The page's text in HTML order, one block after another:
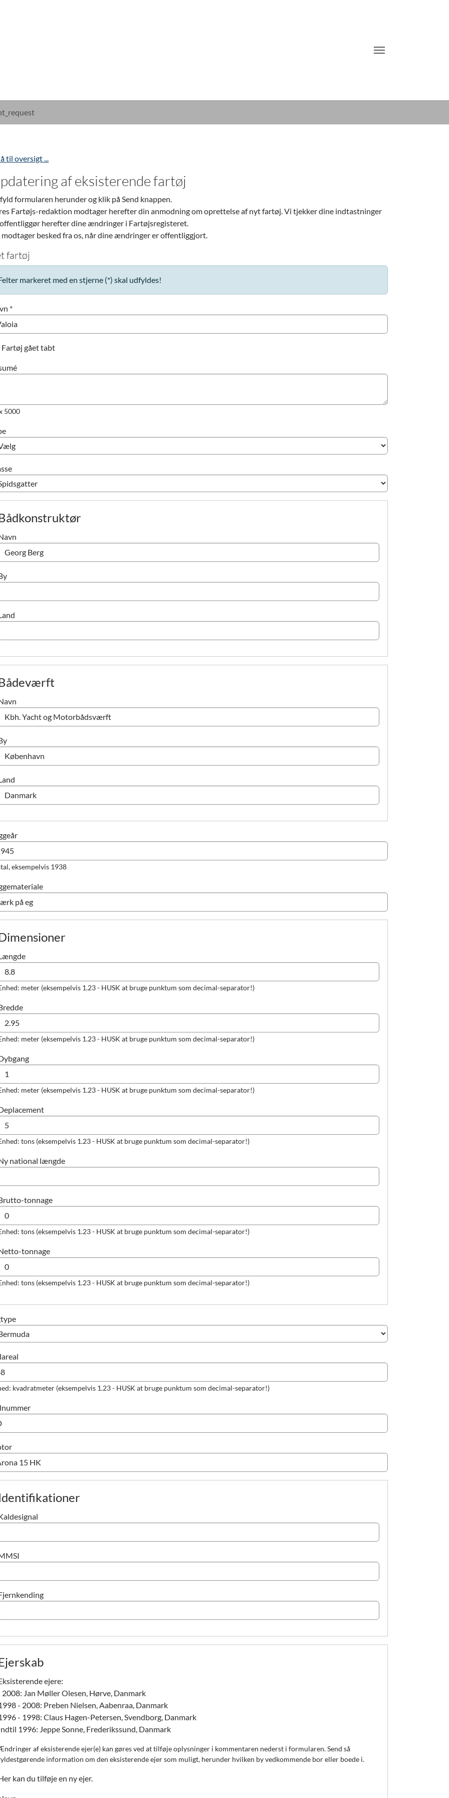
til oversigt ...
af eksisterende fartøj
formularen herunder og klik på Send knappen.
Fartøjs-redaktion modtager herefter din anmodning om oprettelse af nyt fartøj. Vi tjekker dine indtastninger
herefter dine ændringer i Fartøjsregisteret.
besked fra os, når dine ændringer er offentliggjort.
fartøj
markeret med en stjerne (*) skal udfyldes!
*
Fartøj gået tabt
5000
eksempelvis 1938
meter (eksempelvis 1.23 - HUSK at bruge punktum som decimal-separator!)
meter (eksempelvis 1.23 - HUSK at bruge punktum som decimal-separator!)
meter (eksempelvis 1.23 - HUSK at bruge punktum som decimal-separator!)
tons (eksempelvis 1.23 - HUSK at bruge punktum som decimal-separator!)
national længde
tonnage
tons (eksempelvis 1.23 - HUSK at bruge punktum som decimal-separator!)
tonnage
tons (eksempelvis 1.23 - HUSK at bruge punktum som decimal-separator!)
kvadratmeter (eksempelvis 1.23 - HUSK at bruge punktum som decimal-separator!)
ejere:
2008: Jan Møller Olesen, Hørve, Danmark
- 2008: Preben Nielsen, Aabenraa, Danmark
- 1998: Claus Hagen-Petersen, Svendborg, Danmark
1996: Jeppe Sonne, Frederikssund, Danmark
af eksisterende ejer(e) kan gøres ved at tilføje oplysninger i kommentaren nederst i formularen. Send så
fyldestgørende information om den eksisterende ejer som muligt, herunder hvilken by vedkommende bor eller boede i.
kan du tilføje en ny ejer.